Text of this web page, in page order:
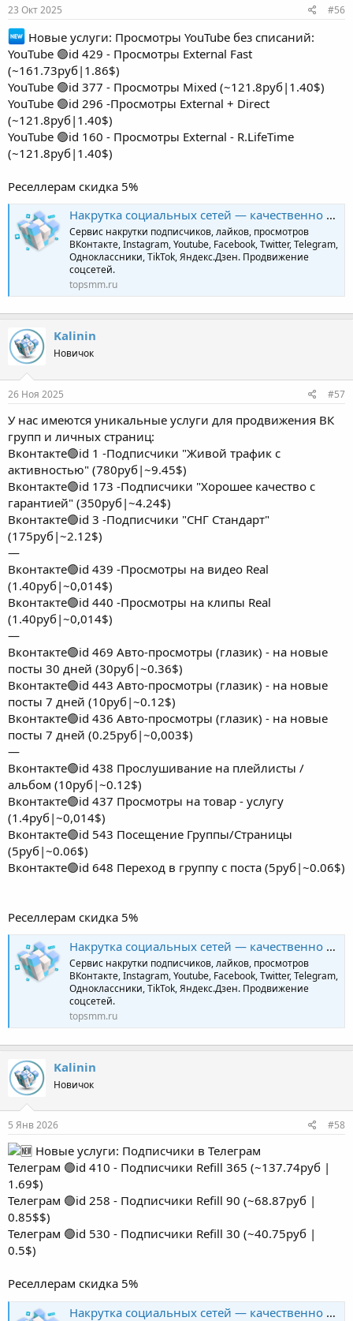
23 Окт 2025 #56
Новые услуги: Просмотры YouTube без списаний:
YouTube 🟢id 429 - Просмотры External Fast
(~161.73руб|1.86$)
YouTube 🟢id 377 - Просмотры Mixed (~121.8руб|1.40$)
YouTube 🟢id 296 -Просмотры External + Direct
(~121.8руб|1.40$)
YouTube 🟢id 160 - Просмотры External - R.LifeTime
(~121.8руб|1.40$)
Реселлерам скидка 5%
Накрутка социальных сетей — качественно и профессионально | TopSmm
Сервис накрутки подписчиков, лайков, просмотров
ВКонтакте, Instagram, Youtube, Facebook, Twitter, Telegram,
Одноклассники, TikTok, Яндекс.Дзен. Продвижение
соцсетей.
topsmm.ru
Kalinin
Новичок
26 Ноя 2025 #57
У нас имеются уникальные услуги для продвижения ВК
групп и личных страниц:
Вконтакте🟢id 1 -Подписчики "Живой трафик с
активностью" (780руб|~9.45$)
Вконтакте🟢id 173 -Подписчики "Хорошее качество с
гарантией" (350руб|~4.24$)
Вконтакте🟢id 3 -Подписчики "СНГ Стандарт"
(175руб|~2.12$)
—
Вконтакте🟢id 439 -Просмотры на видео Real
(1.40руб|~0,014$)
Вконтакте🟢id 440 -Просмотры на клипы Real
(1.40руб|~0,014$)
—
Вконтакте🟢id 469 Авто-просмотры (глазик) - на новые
посты 30 дней (30руб|~0.36$)
Вконтакте🟢id 443 Авто-просмотры (глазик) - на новые
посты 7 дней (10руб|~0.12$)
Вконтакте🟢id 436 Авто-просмотры (глазик) - на новые
посты 7 дней (0.25руб|~0,003$)
—
Вконтакте🟢id 438 Прослушивание на плейлисты /
альбом (10руб|~0.12$)
Вконтакте🟢id 437 Просмотры на товар - услугу
(1.4руб|~0,014$)
Вконтакте🟢id 543 Посещение Группы/Страницы
(5руб|~0.06$)
Вконтакте🟢id 648 Переход в группу с поста (5руб|~0.06$)
Реселлерам скидка 5%
Накрутка социальных сетей — качественно и профессионально | TopSmm
Сервис накрутки подписчиков, лайков, просмотров
ВКонтакте, Instagram, Youtube, Facebook, Twitter, Telegram,
Одноклассники, TikTok, Яндекс.Дзен. Продвижение
соцсетей.
topsmm.ru
Kalinin
Новичок
5 Янв 2026 #58
Новые услуги: Подписчики в Телеграм
Телеграм 🟢id 410 - Подписчики Refill 365 (~137.74руб |
1.69$)
Телеграм 🟢id 258 - Подписчики Refill 90 (~68.87руб |
0.85$$)
Телеграм 🟢id 530 - Подписчики Refill 30 (~40.75руб |
0.5$)
Реселлерам скидка 5%
Накрутка социальных сетей — качественно и профессионально | TopSmm